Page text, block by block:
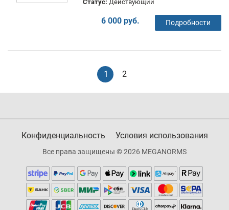
Статус: Действующий
6 000 руб. Подробности
1 2
Конфиденциальность Условия использования
Все права защищены © 2026 MEGANORMS